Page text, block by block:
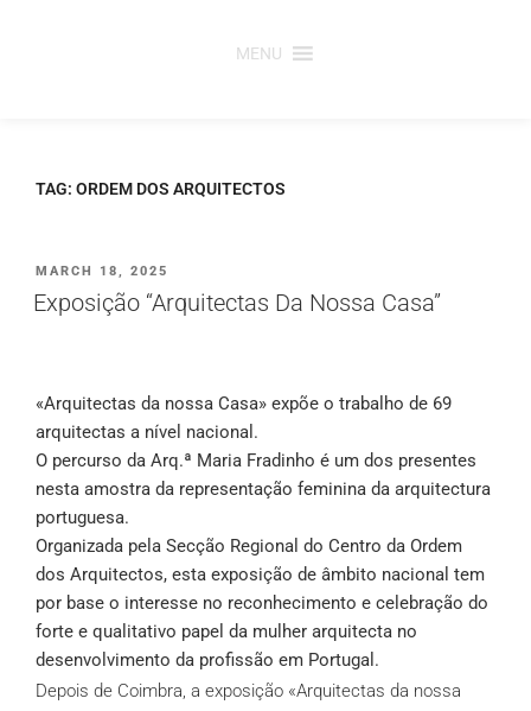
MENU
TAG: ORDEM DOS ARQUITECTOS
PUBLICADO
EM
MARCH 18, 2025
Exposição “Arquitectas Da Nossa Casa”
«Arquitectas da nossa Casa» expõe o trabalho de 69
arquitectas a nível nacional.
O percurso da Arq.ª Maria Fradinho é um dos presentes
nesta amostra da representação feminina da arquitectura
portuguesa.
Organizada pela Secção Regional do Centro da Ordem
dos Arquitectos, esta exposição de âmbito nacional tem
por base o interesse no reconhecimento e celebração do
forte e qualitativo papel da mulher arquitecta no
desenvolvimento da profissão em Portugal.
Depois de Coimbra, a exposição «Arquitectas da nossa